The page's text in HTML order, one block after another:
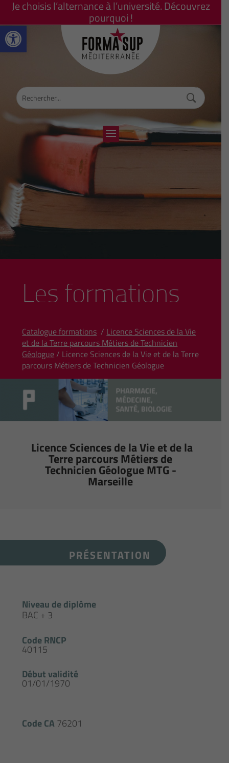
Ouvrir la barre d’outils
Je choisis l’alternance à l’université. Découvrez
pourquoi !
Les formations
Catalogue formations / Licence Sciences de la Vie
et de la Terre parcours Métiers de Technicien
Géologue/ Licence Sciences de la Vie et de la Terre
parcours Métiers de Technicien Géologue
Licence Sciences de la Vie et de la
Terre parcours Métiers de
Technicien Géologue MTG -
Marseille
PRÉSENTATION
Niveau de diplôme
BAC + 3
Code RNCP
40115
Début validité
01/01/1970
Code CA76201